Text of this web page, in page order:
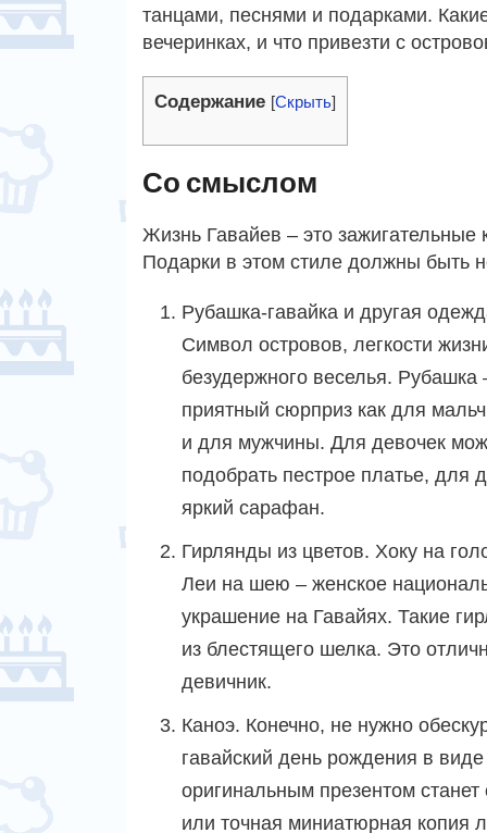
танцами, песнями и подарками.
вечеринках, и что привезти с
Содержание [Скрыть]
Со смыслом
Жизнь Гавайев – это
Подарки в этом стиле должны быть
Рубашка-гавайка и другая
Символ островов, легкости
безудержного веселья. Рубашка
приятный сюрприз как для
и для мужчины. Для девочек
подобрать пестрое платье, для
яркий сарафан.
Гирлянды из цветов. Хоку на
Леи на шею – женское
украшение на Гавайях. Такие
из блестящего шелка. Это
девичник.
Каноэ. Конечно, не нужно
гавайский день рождения в
оригинальным презентом
или точная миниатюрная копия